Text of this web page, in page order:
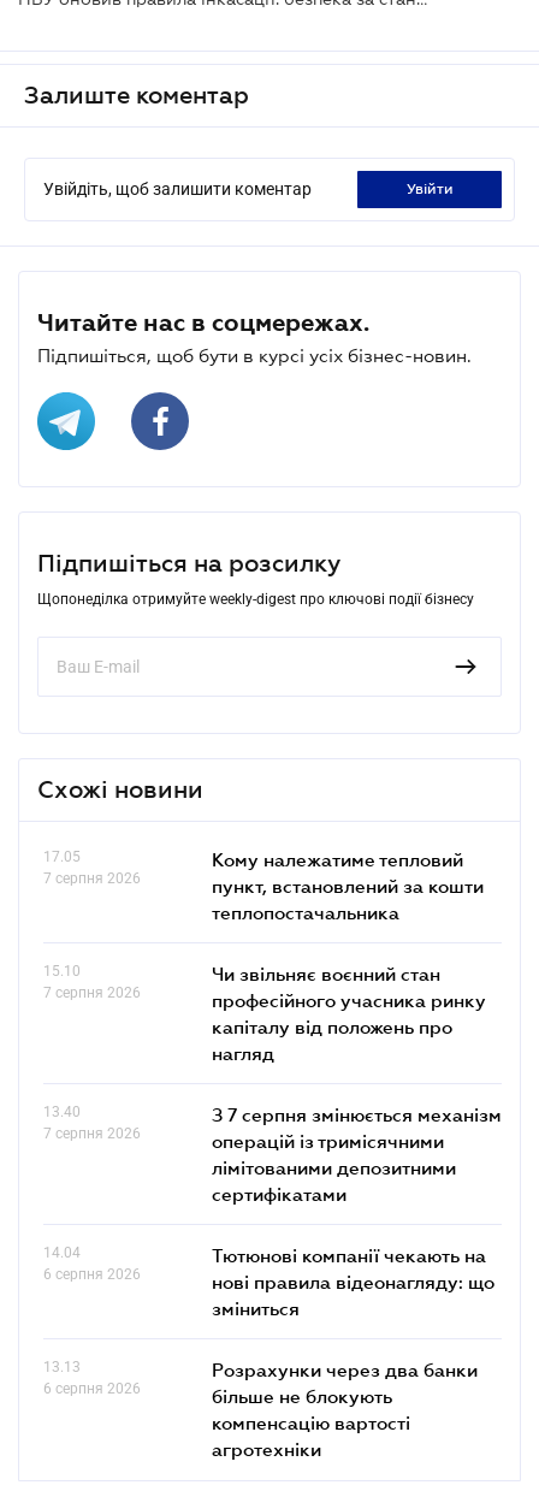
Залиште коментар
Увійдіть, щоб залишити коментар увійти
Читайте нас в соцмережах.
Підпишіться, щоб бути в курсі усіх бізнес-новин.
Підпишіться на розсилку
Щопонеділка отримуйте weekly-digest про ключові події бізнесу
Схожі новини
17.05
7 серпня 2026
Кому належатиме тепловий
пункт, встановлений за кошти
теплопостачальника
15.10
7 серпня 2026
Чи звільняє воєнний стан
професійного учасника ринку
капіталу від положень про
нагляд
13.40
7 серпня 2026
З 7 серпня змінюється механізм
операцій із тримісячними
лімітованими депозитними
сертифікатами
14.04
6 серпня 2026
Тютюнові компанії чекають на
нові правила відеонагляду: що
зміниться
13.13
6 серпня 2026
Розрахунки через два банки
більше не блокують
компенсацію вартості
агротехніки